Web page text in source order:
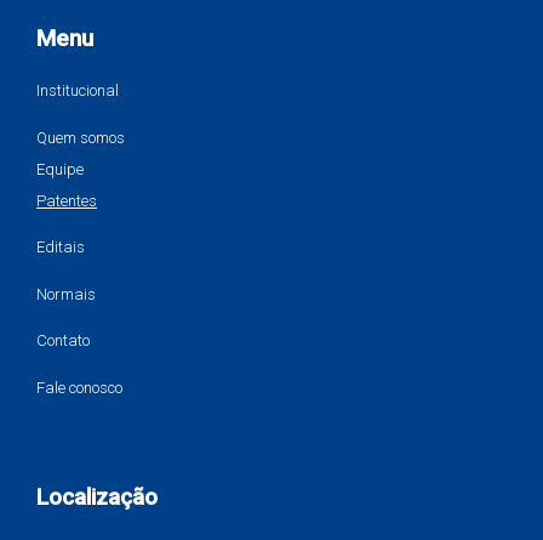
Menu
Institucional
Quem somos
Equipe
Patentes
Editais
Normais
Contato
Fale conosco
Localização